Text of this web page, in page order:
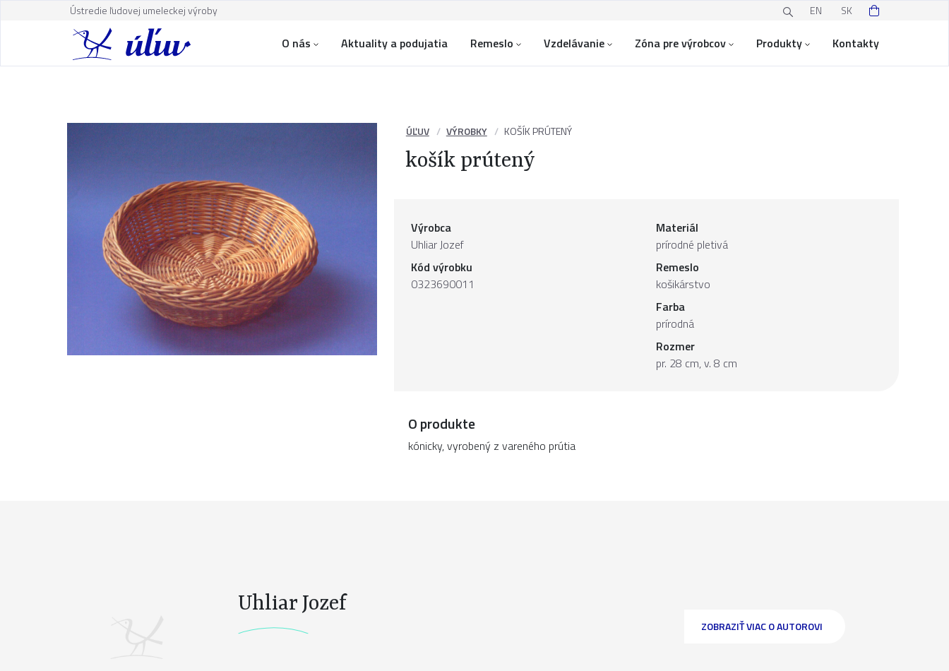
Ústredie ľudovej umeleckej výroby EN SK
O nás Aktuality a podujatia Remeslo Vzdelávanie Zóna pre výrobcov Produkty Kontakty
ÚĽUV VÝROBKY KOŠÍK PRÚTENÝ
košík prútený
Výrobca
Uhliar Jozef
Kód výrobku
0323690011
Materiál
prírodné pletivá
Remeslo
košikárstvo
Farba
prírodná
Rozmer
pr. 28 cm, v. 8 cm
O produkte
kónicky, vyrobený z vareného prútia
Uhliar Jozef
ZOBRAZIŤ VIAC O AUTOROVI